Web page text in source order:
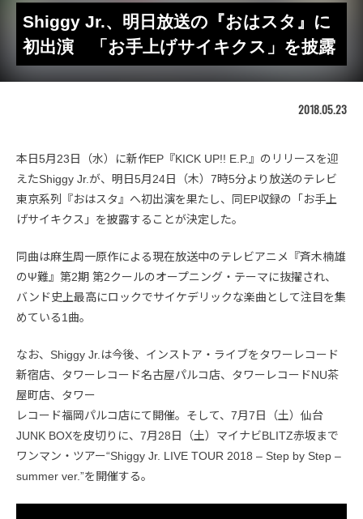
Shiggy Jr.、明日放送の『おはスタ』に
初出演 「お手上げサイキクス」を披露
2018.05.23
本日5月23日（水）に新作EP『KICK UP!! E.P.』のリリースを迎
えたShiggy Jr.が、明日5月24日（木）7時5分より放送のテレビ
東京系列『おはスタ』へ初出演を果たし、同EP収録の「お手上
げサイキクス」を披露することが決定した。
同曲は麻生周一原作による現在放送中のテレビアニメ『斉木楠雄
のΨ難』第2期 第2クールのオープニング・テーマに抜擢され、
バンド史上最高にロックでサイケデリックな楽曲として注目を集
めている1曲。
なお、Shiggy Jr.は今後、インストア・ライブをタワーレコード
新宿店、タワーレコード名古屋パルコ店、タワーレコードNU茶
屋町店、タワー
レコード福岡パルコ店にて開催。そして、7月7日（土）仙台
JUNK BOXを皮切りに、7月28日（土）マイナビBLITZ赤坂まで
ワンマン・ツアー“Shiggy Jr. LIVE TOUR 2018 – Step by Step –
summer ver.”を開催する。